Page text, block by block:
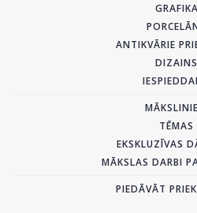
GRAFIKA
ANTIKVĀRIE
DIZAINS
TĒMAS
EKSKLUZĪVAS
MĀKSLAS DARBI
PIEDĀVĀT